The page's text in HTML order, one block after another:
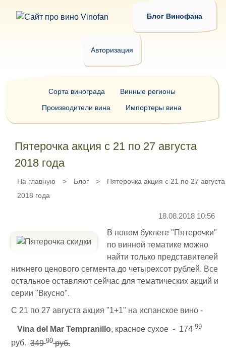
Блог Винофана
Авторизация
Пятерочка акция с 21 по 27 августа
2018 года
На главную > Блог >
Пятерочка акция с 21 по 27 августа
2018 года
18.08.2018 10:56
В новом буклете "Пятерочки"
по винной тематике можно
найти только представителей
нижнего ценового сегмента до четырехсот рублей. Все
остальное оставляют сейчас для тематических акций и
серии "Вкусно".
С 21 по 27 августа акция "1+1" на испанское вино -
Vina del Mar Tempranillo, красное сухое - 174 99
руб. 34999руб.
Сорта винограда
Винные регионы
Производители вина
Импортеры вина